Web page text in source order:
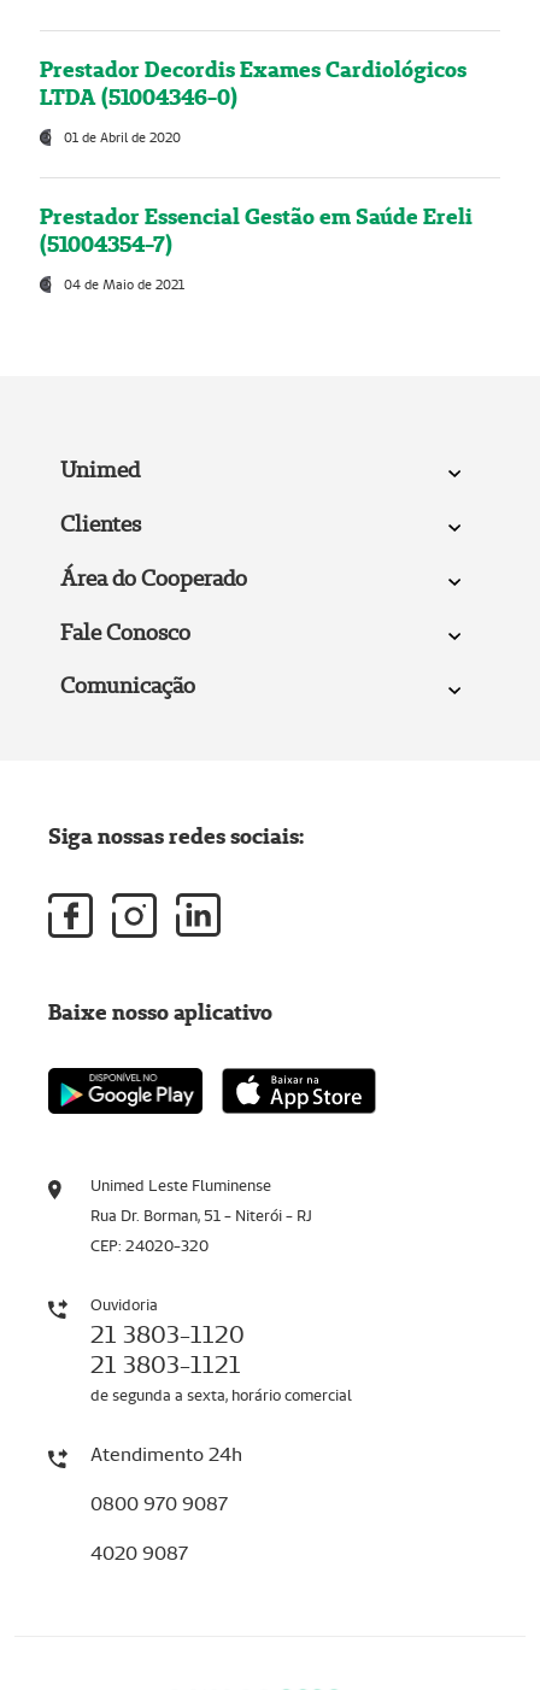
Prestador Decordis Exames Cardiológicos
LTDA (51004346-0)
01 de Abril de 2020
Prestador Essencial Gestão em Saúde Ereli
(51004354-7)
04 de Maio de 2021
Unimed
Clientes
Área do Cooperado
Fale Conosco
Comunicação
Unimed Leste Fluminense
Rua Dr. Borman, 51 - Niterói - RJ
CEP: 24020-320
Ouvidoria
21 3803-1120
21 3803-1121
de segunda a sexta, horário comercial
Atendimento 24h
0800 970 9087
4020 9087
Siga nossas redes sociais:
Baixe nosso aplicativo